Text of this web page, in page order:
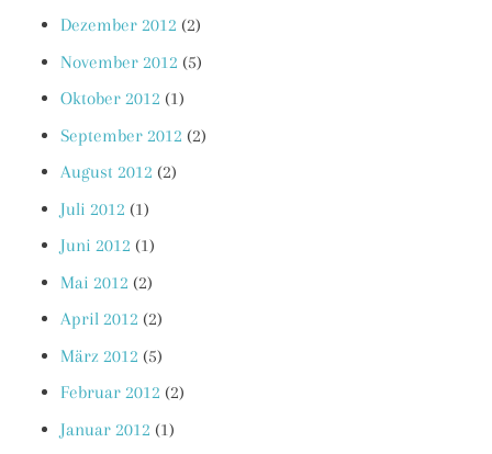
Dezember 2012 (2)
November 2012 (5)
Oktober 2012 (1)
September 2012 (2)
August 2012 (2)
Juli 2012 (1)
Juni 2012 (1)
Mai 2012 (2)
April 2012 (2)
März 2012 (5)
Februar 2012 (2)
Januar 2012 (1)